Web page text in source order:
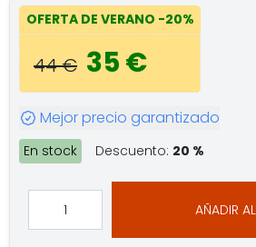
OFERTA DE VERANO -20%
44 € 35 €
Mejor precio garantizado
En stock Descuento: 20 %
AÑADIR